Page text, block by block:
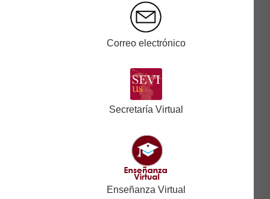
Correo electrónico
Secretaría Virtual
Enseñanza Virtual